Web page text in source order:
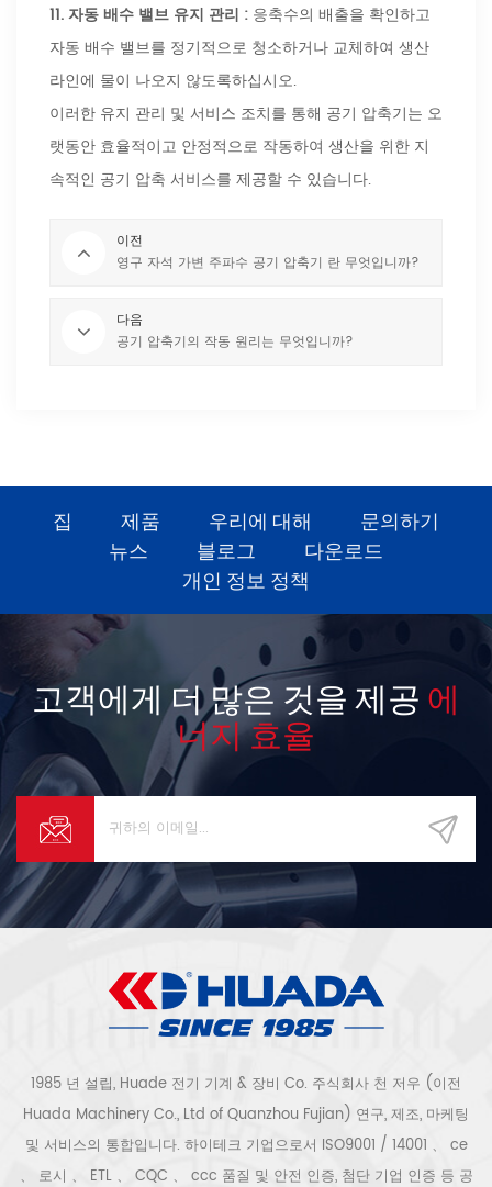
11.자동 배수 밸브 유지 관리 : 응축수의 배출을 확인하고
자동 배수 밸브를 정기적으로 청소하거나 교체하여 생산
라인에 물이 나오지 않도록하십시오.
이러한 유지 관리 및 서비스 조치를 통해 공기 압축기는 오
랫동안 효율적이고 안정적으로 작동하여 생산을 위한 지
속적인 공기 압축 서비스를 제공할 수 있습니다.
이전
영구 자석 가변 주파수 공기 압축기 란 무엇입니까?
다음
공기 압축기의 작동 원리는 무엇입니까?
집 제품 우리에 대해
문의하기
뉴스
블로그
다운로드
개인 정보 정책
고객에게 더 많은 것을 제공 에
너지 효율
1985 년 설립, Huade 전기 기계 & 장비 Co. 주식회사 천 저우 (이전
Huada Machinery Co., Ltd of Quanzhou Fujian) 연구, 제조, 마케팅
및 서비스의 통합입니다. 하이테크 기업으로서 ISO9001 / 14001 、 ce
、 로시 、 ETL 、 CQC 、 ccc 품질 및 안전 인증, 첨단 기업 인증 등 공